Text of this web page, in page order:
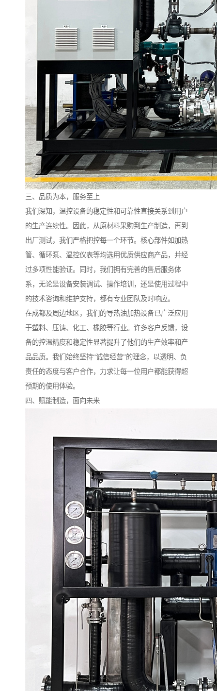
三、品质为本，服务至上
我们深知，温控设备的稳定性和可靠性直接关系到用户
的生产连续性。因此，从原材料采购到生产制造，再到
出厂测试，我们严格把控每一个环节。核心部件如加热
管、循环泵、温控仪表等均选用优质供应商产品，并经
过多项性能验证。同时，我们拥有完善的售后服务体
系，无论是设备安装调试、操作培训，还是使用过程中
的技术咨询和维护支持，都有专业团队及时响应。
在成都及周边地区，我们的导热油加热设备已广泛应用
于塑料、压铸、化工、橡胶等行业。许多客户反馈，设
备的控温精度和稳定性显著提升了他们的生产效率和产
品品质。我们始终坚持“诚信经营”的理念，以透明、负
责任的态度与客户合作，力求让每一位用户都能获得超
预期的使用体验。
四、赋能制造，面向未来